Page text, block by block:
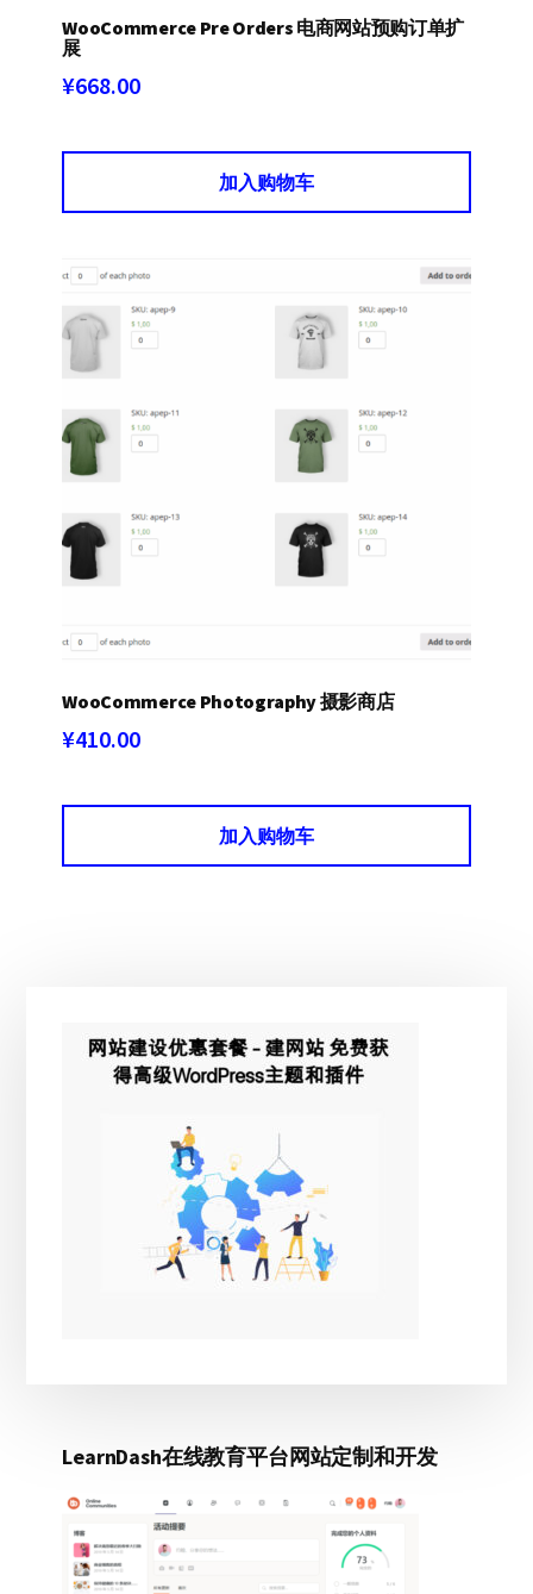
WooCommerce Pre Orders 电商网站预购订单扩
展
¥668.00
加入购物车
WooCommerce Photography 摄影商店
¥410.00
加入购物车
LearnDash在线教育平台网站定制和开发